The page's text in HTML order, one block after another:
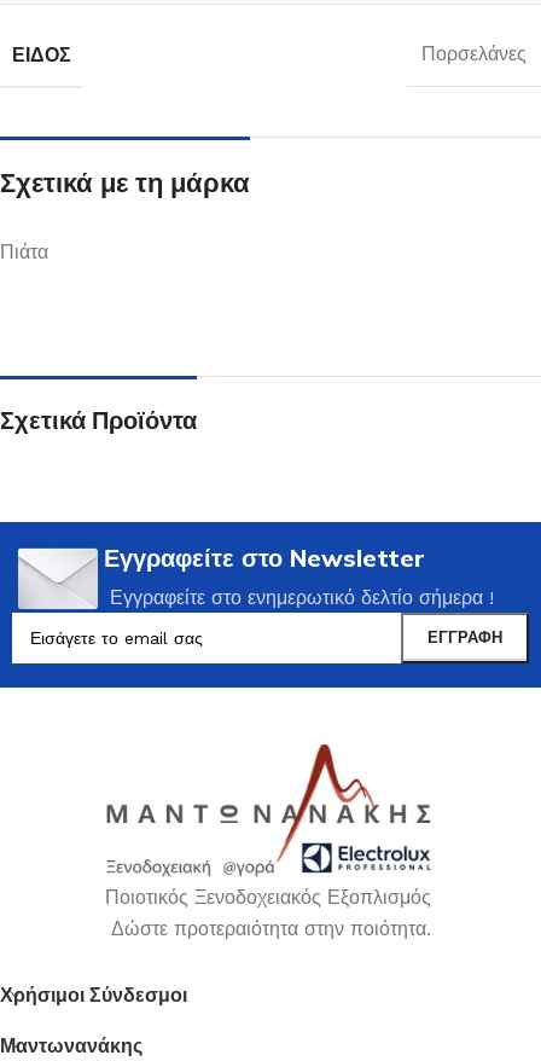
ΕΊΔΟΣ Πορσελάνες
Σχετικά με τη μάρκα
Πιάτα
Σχετικά Προϊόντα
Εγγραφείτε στο Newsletter
Εγγραφείτε στο ενημερωτικό δελτίο σήμερα !
Ποιοτικός Ξενοδοχειακός Εξοπλισμός
Δώστε προτεραιότητα στην ποιότητα.
Χρήσιμοι Σύνδεσμοι
Μαντωνανάκης